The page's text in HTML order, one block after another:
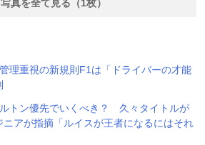
写真を全て見る（1枚）
理重視の新規則F1は「ドライバーの才能
トン優先でいくべき？ 久々タイトルが
アが指摘「ルイスが王者になるにはそれ